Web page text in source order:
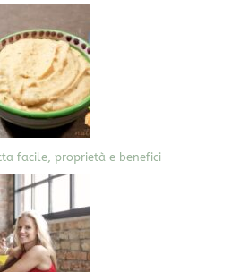
facile, proprietà e benefici